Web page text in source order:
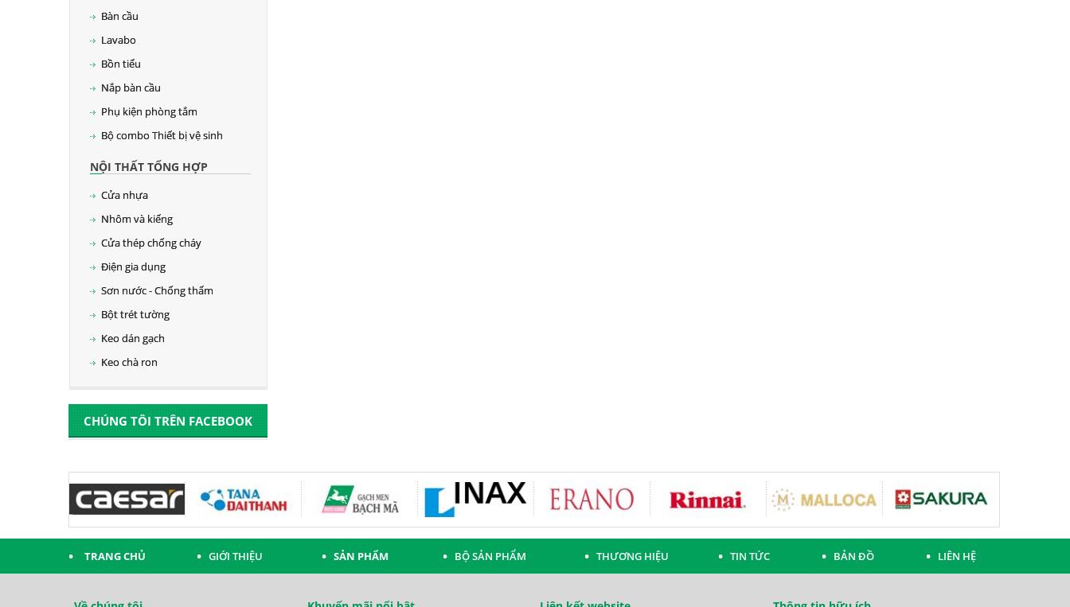
Bàn cầu
Lavabo
Bồn tiểu
Nắp bàn cầu
Phụ kiện phòng tắm
Bộ combo Thiết bị vệ sinh
NỘI THẤT TỔNG HỢP
Cửa nhựa
Nhôm và kiếng
Cửa thép chống cháy
Điện gia dụng
Sơn nước - Chống thấm
Bột trét tường
Keo dán gạch
Keo chà ron
CHÚNG TÔI TRÊN FACEBOOK
TRANG CHỦ GIỚI THIỆU SẢN PHẨM BỘ SẢN PHẨM THƯƠNG HIỆU TIN TỨC BẢN ĐỒ LIÊN HỆ